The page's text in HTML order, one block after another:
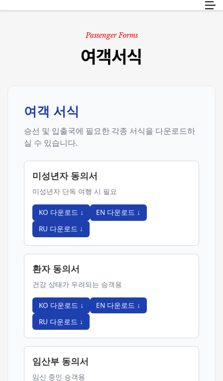
Passenger Forms
여객서식
여객 서식
승선 및 입출국에 필요한 각종 서식을 다운로드하
실 수 있습니다.
미성년자 동의서
미성년자 단독 여행 시 필요
KO 다운로드 ↓ EN 다운로드 ↓
RU 다운로드 ↓
환자 동의서
건강 상태가 우려되는 승객용
KO 다운로드 ↓ EN 다운로드 ↓
RU 다운로드 ↓
임산부 동의서
임신 중인 승객용